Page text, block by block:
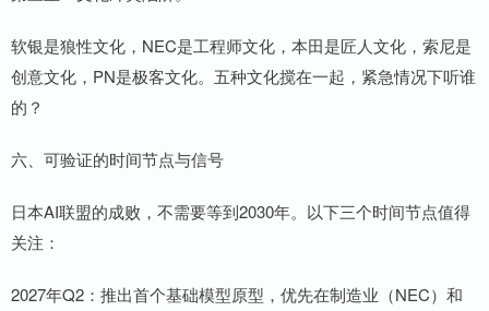
软银是狼性文化，NEC是工程师文化，本田是匠人文化，索尼是
创意文化，PN是极客文化。五种文化搅在一起，紧急情况下听谁
的？
六、可验证的时间节点与信号
日本AI联盟的成败，不需要等到2030年。以下三个时间节点值得
关注：
2027年Q2：推出首个基础模型原型，优先在制造业（NEC）和